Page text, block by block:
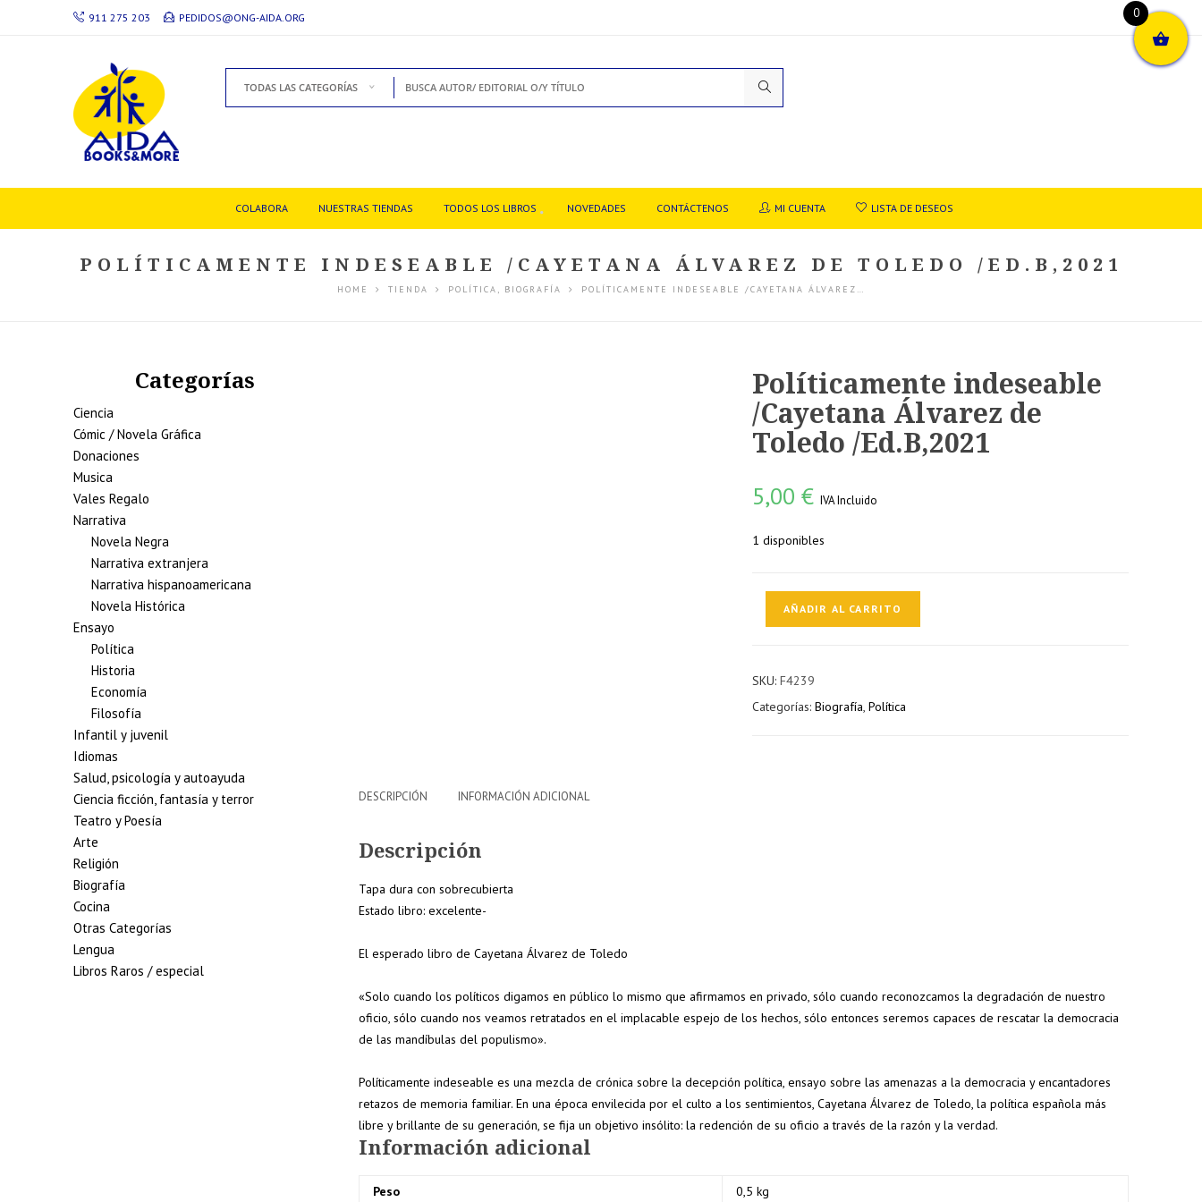
911 275 203 PEDIDOS@ONG-AIDA.ORG
TODAS LAS CATEGORÍAS
COLABORA NUESTRAS TIENDAS TODOS LOS LIBROS NOVEDADES CONTÁCTENOS MI CUENTA LISTA DE DESEOS
POLÍTICAMENTE INDESEABLE /CAYETANA ÁLVAREZ DE TOLEDO /ED.B,2021
HOME TIENDA POLÍTICA , BIOGRAFÍA POLÍTICAMENTE INDESEABLE /CAYETANA ÁLVAREZ…
Políticamente indeseable
/Cayetana Álvarez de
Toledo /Ed.B,2021
5,00€ IVA Incluido
1 disponibles
Políticamente
de
Toledo
AÑADIR AL CARRITO
SKU:F4239
Categorías:Biografía,Política
DESCRIPCIÓN INFORMACIÓN ADICIONAL
Descripción
Tapa dura con sobrecubierta
Estado libro: excelente-
El esperado libro de Cayetana Álvarez de Toledo
«Solo cuando los políticos digamos en público lo mismo que afirmamos en privado, sólo cuando reconozcamos la degradación de nuestro
oficio, sólo cuando nos veamos retratados en el implacable espejo de los hechos, sólo entonces seremos capaces de rescatar la democracia
de las mandíbulas del populismo».
Políticamente indeseable es una mezcla de crónica sobre la decepción política, ensayo sobre las amenazas a la democracia y encantadores
retazos de memoria familiar. En una época envilecida por el culto a los sentimientos, Cayetana Álvarez de Toledo, la política española más
libre y brillante de su generación, se fija un objetivo insólito: la redención de su oficio a través de la razón y la verdad.
Información adicional
Peso 0,5 kg
Categorías
Ciencia
Cómic / Novela Gráfica
Donaciones
Musica
Vales Regalo
Narrativa
Novela Negra
Narrativa extranjera
Narrativa hispanoamericana
Novela Histórica
Ensayo
Política
Historia
Economía
Filosofía
Infantil y juvenil
Idiomas
Salud, psicología y autoayuda
Ciencia ficción, fantasía y terror
Teatro y Poesía
Arte
Religión
Biografía
Cocina
Otras Categorías
Lengua
Libros Raros / especial
0